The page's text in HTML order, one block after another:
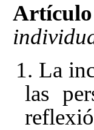
Artículo
1. La
las